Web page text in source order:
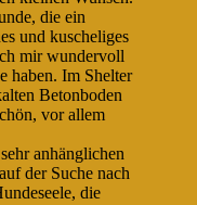
die ein
und kuscheliges
mir wundervoll
haben. Im Shelter
Betonboden
vor allem
anhänglichen
der Suche nach
die